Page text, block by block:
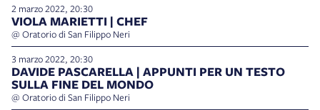
2 marzo 2022, 20:30
VIOLA MARIETTI | CHEF
@ Oratorio di San Filippo Neri
3 marzo 2022, 20:30
DAVIDE PASCARELLA | APPUNTI PER UN TESTO
SULLA FINE DEL MONDO
@ Oratorio di San Filippo Neri